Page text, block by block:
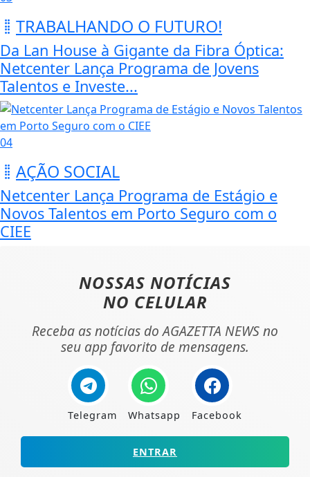
TRABALHANDO O FUTURO!
Da Lan House à Gigante da Fibra Óptica:
Netcenter Lança Programa de Jovens
Talentos e Investe...
04
AÇÃO SOCIAL
Netcenter Lança Programa de Estágio e
Novos Talentos em Porto Seguro com o
CIEE
NOSSAS NOTÍCIAS
NO CELULAR
Receba as notícias do AGAZETTA NEWS no
seu app favorito de mensagens.
Telegram Whatsapp Facebook
ENTRAR